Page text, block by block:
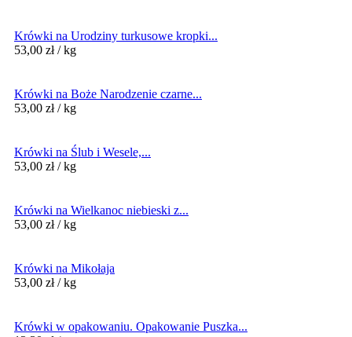
Krówki na Urodziny turkusowe kropki...
53,00 zł / kg
Krówki na Boże Narodzenie czarne...
53,00 zł / kg
Krówki na Ślub i Wesele,...
53,00 zł / kg
Krówki na Wielkanoc niebieski z...
53,00 zł / kg
Krówki na Mikołaja
53,00 zł / kg
Krówki w opakowaniu. Opakowanie Puszka...